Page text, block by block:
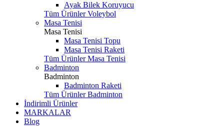
Ayak Bilek Koruyucu
Tüm Ürünler Voleybol
Masa Tenisi
Masa Tenisi
Masa Tenisi Topu
Masa Tenisi Raketi
Tüm Ürünler Masa Tenisi
Badminton
Badminton
Badminton Raketi
Tüm Ürünler Badminton
İndirimli Ürünler
MARKALAR
Blog